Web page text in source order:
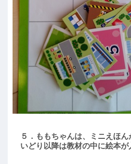
５．ももちゃんは、ミニえほ
いどり以降は教材の中に絵本が